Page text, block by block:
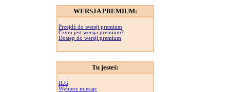
WERSJA PREMIUM:
Przejdź do wersji premium
Czym jest wersja premium?
Dostęp do wersji premium
Tu jesteś:
ILG
Wybierz miesiąc